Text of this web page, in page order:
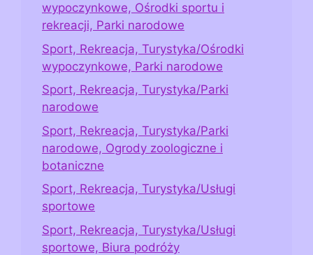
wypoczynkowe, Ośrodki sportu i
rekreacji, Parki narodowe
Sport, Rekreacja, Turystyka/Ośrodki
wypoczynkowe, Parki narodowe
Sport, Rekreacja, Turystyka/Parki
narodowe
Sport, Rekreacja, Turystyka/Parki
narodowe, Ogrody zoologiczne i
botaniczne
Sport, Rekreacja, Turystyka/Usługi
sportowe
Sport, Rekreacja, Turystyka/Usługi
sportowe, Biura podróży